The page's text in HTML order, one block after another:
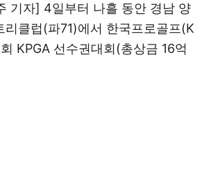
기자] 4일부터 나흘 동안 경남 양
리클럽(파71)에서 한국프로골프(K
KPGA 선수권대회(총상금 16억